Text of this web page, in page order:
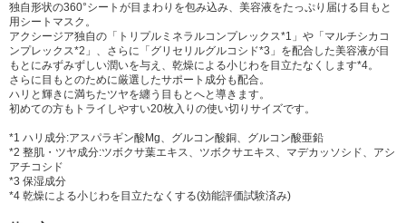
独自形状の360°シートが目まわりを包み込み、美容液をたっぷり届ける目もと
用シートマスク。
アクシージア独自の「トリプルミネラルコンプレックス*1」や「マルチシカコ
ンプレックス*2」、さらに「グリセリルグルコシド*3」を配合した美容液が目
もとにみずみずしい潤いを与え、乾燥による小じわを目立たなくします*4。
さらに目もとのために厳選したサポート成分も配合。
ハリと輝きに満ちたツヤを纏う目もとへと導きます。
初めての方もトライしやすい20枚入りの使い切りサイズです。
*1 ハリ成分:アスパラギン酸Mg、グルコン酸銅、グルコン酸亜鉛
*2 整肌・ツヤ成分:ツボクサ葉エキス、ツボクサエキス、マデカッソシド、アシ
アチコシド
*3 保湿成分
*4 乾燥による小じわを目立たなくする(効能評価試験済み)